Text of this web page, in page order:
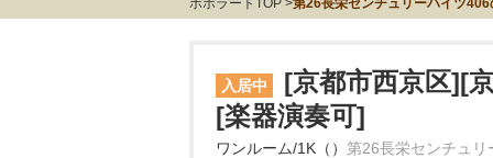
ポポラートTOP 第26長栄センチュリーハイツ406
入居中
[京都市西京区][
[楽器演奏可]
ワンルーム/1K（） 第26長栄センチュリ